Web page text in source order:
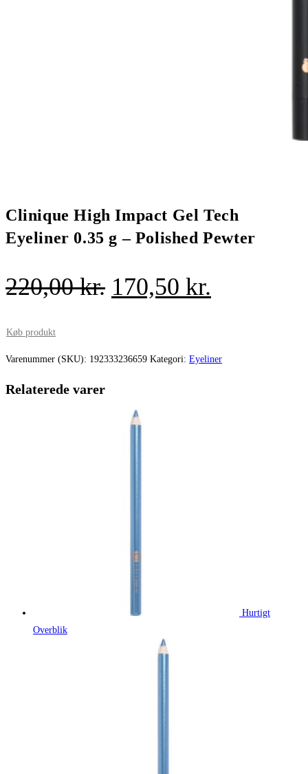
Clinique High Impact Gel Tech
Eyeliner 0.35 g – Polished Pewter
220,00kr. Den
var:
170,50 kr.
er:
Køb produkt
Varenummer (SKU): 192333236659 Kategori: Eyeliner
Relaterede varer
Hurtigt
Overblik